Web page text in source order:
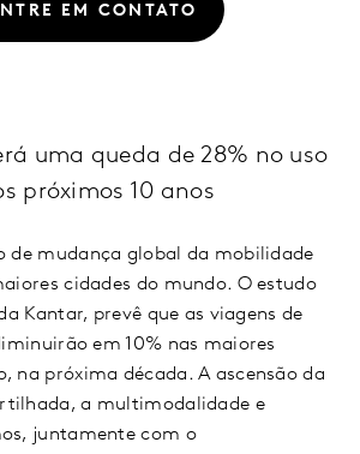
EM CONTATO
uma queda de 28% no uso
próximos 10 anos
de mudança global da mobilidade
cidades do mundo. O estudo
Kantar, prevê que as viagens de
em 10% nas maiores
na próxima década. A ascensão da
a multimodalidade e
juntamente com o